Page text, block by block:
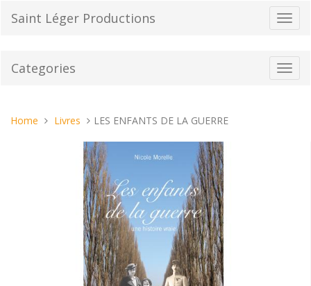
Saint Léger Productions
Categories
You
Home Livres LES ENFANTS DE LA GUERRE